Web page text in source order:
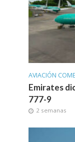
AVIACIÓN
Emirates
777-9
2 semanas